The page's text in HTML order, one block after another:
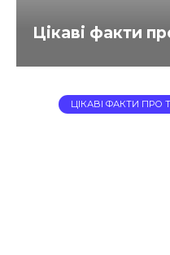
Цікаві факти
ЦІКАВІ ФАКТИ ПРО